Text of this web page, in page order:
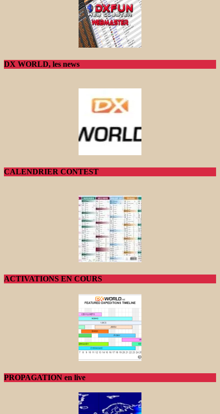
DX WORLD, les news
CALENDRIER CONTEST
ACTIVATIONS EN COURS
PROPAGATION en live